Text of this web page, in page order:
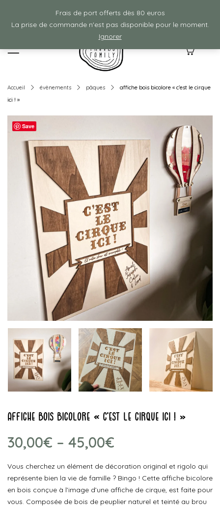
Frais de ports offerts à partir de 80€ d'achat :)
Accueil évènements pâques
affiche bois bicolore « c’est le cirque
ici ! »
Save
affiche bois bicolore « c’est le cirque ici ! »
30,00€ – 45,00€
Vous cherchez un élément de décoration original et rigolo qui
représente bien la vie de famille ? Bingo ! Cette affiche bicolore
en bois conçue à l’image d’une affiche de cirque, est faite pour
vous. Composée de bois de peuplier naturel et teinté au brou
Frais de port offerts dès 80 euros
La prise de commande n'est pas disponible pour le moment.
Ignorer